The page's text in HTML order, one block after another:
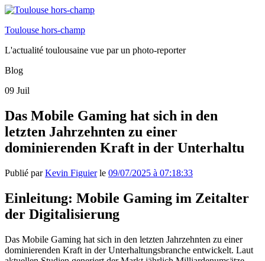
Toulouse hors-champ
L'actualité toulousaine vue par un photo-reporter
Blog
09 Juil
Das Mobile Gaming hat sich in den
letzten Jahrzehnten zu einer
dominierenden Kraft in der Unterhaltu
Publié parKevin Figuierle 09/07/2025 à 07:18:33
Einleitung: Mobile Gaming im Zeitalter
der Digitalisierung
Das Mobile Gaming hat sich in den letzten Jahrzehnten zu einer
dominierenden Kraft in der Unterhaltungsbranche entwickelt. Laut